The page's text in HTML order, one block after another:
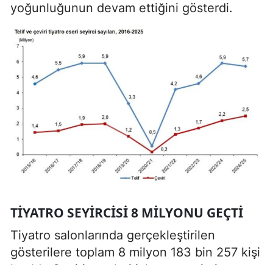
yoğunluğunun devam ettiğini gösterdi.
TIYATRO SEYIRCISI 8 MILYONU GEÇTI
Tiyatro salonlarında gerçekleştirilen
gösterilere toplam 8 milyon 183 bin 257 kişi